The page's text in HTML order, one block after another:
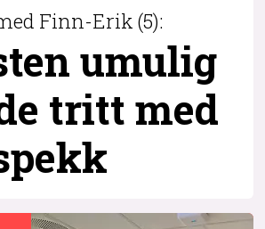
Finn-Erik (5):
umulig
tritt med